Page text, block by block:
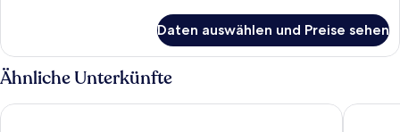
Zweibettzimmer
(with
Sea
View)
Daten auswählen und Preise sehen
Ähnliche Unterkünfte
Muthu Oban Regent Hotel The